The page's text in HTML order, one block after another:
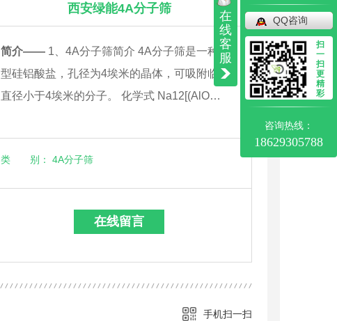
西安绿能4A分子筛
简介—— 1、4A分子筛简介 4A分子筛是一种钠
型硅铝酸盐，孔径为4埃米的晶体，可吸附临界
直径小于4埃米的分子。 化学式 Na12[(AlO…
类 别： 4A分子筛
在线留言
手机扫一扫
在
线
客
服
QQ咨询
扫
一
扫
更
精
彩
咨询热线：
18629305788